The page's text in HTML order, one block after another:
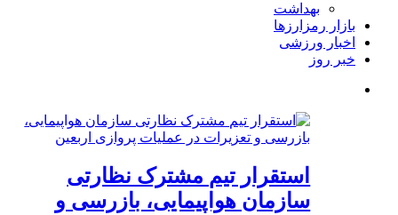
بهداشت
بازار رمزارزها
اخبار ورزشی
خبر روز
استقرار تیم مشترک نظارتی
سازمان هواپیمایی، بازرسی و